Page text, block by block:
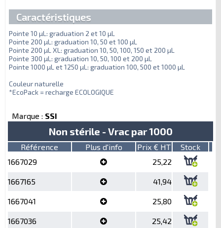
Caractéristiques
Pointe 10 µL: graduation 2 et 10 µL
Pointe 200 µL: graduation 10, 50 et 100 µL
Pointe 200 µL XL: graduation 10, 50, 100, 150 et 200 µL
Pointe 300 µL: graduation 10, 50, 100 et 200 µL
Pointe 1000 µL et 1250 µL: graduation 100, 500 et 1000 µL
Couleur naturelle
*EcoPack = recharge ECOLOGIQUE
Marque : SSI
Non stérile - Vrac par 1000
Référence Plus d'info Prix € HT
Stock
1667029
25,22
1667165 41,94
1667041 25,80
1667036 25,42